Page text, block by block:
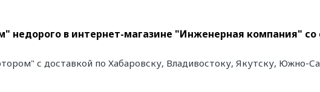
в интернет-магазине "Инженерная компания" со
с доставкой по Хабаровску, Владивостоку, Якутску, Южно-